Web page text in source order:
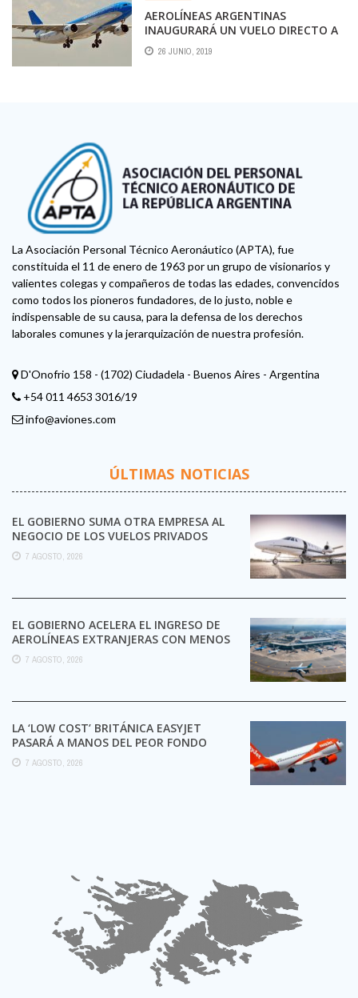
AEROLÍNEAS ARGENTINAS
INAUGURARÁ UN VUELO DIRECTO A
ORLANDO
26 JUNIO, 2019
La Asociación Personal Técnico Aeronáutico (APTA), fue
constituida el 11 de enero de 1963 por un grupo de visionarios y
valientes colegas y compañeros de todas las edades, convencidos
como todos los pioneros fundadores, de lo justo, noble e
indispensable de su causa, para la defensa de los derechos
laborales comunes y la jerarquización de nuestra profesión.
D'Onofrio 158 - (1702) Ciudadela - Buenos Aires - Argentina
+54 011 4653 3016/19
info@aviones.com
ÚLTIMAS NOTICIAS
EL GOBIERNO SUMA OTRA EMPRESA AL
NEGOCIO DE LOS VUELOS PRIVADOS
7 AGOSTO, 2026
EL GOBIERNO ACELERA EL INGRESO DE
AEROLÍNEAS EXTRANJERAS CON MENOS
TRÁMITES
7 AGOSTO, 2026
LA ‘LOW COST’ BRITÁNICA EASYJET
PASARÁ A MANOS DEL PEOR FONDO
POSIBLE:
7 AGOSTO, 2026